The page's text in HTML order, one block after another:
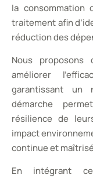
la consommation
traitement afin
réduction des
Nous
améliorer
garantissant un
démarche
résilience de
impact
continue et
En intégrant